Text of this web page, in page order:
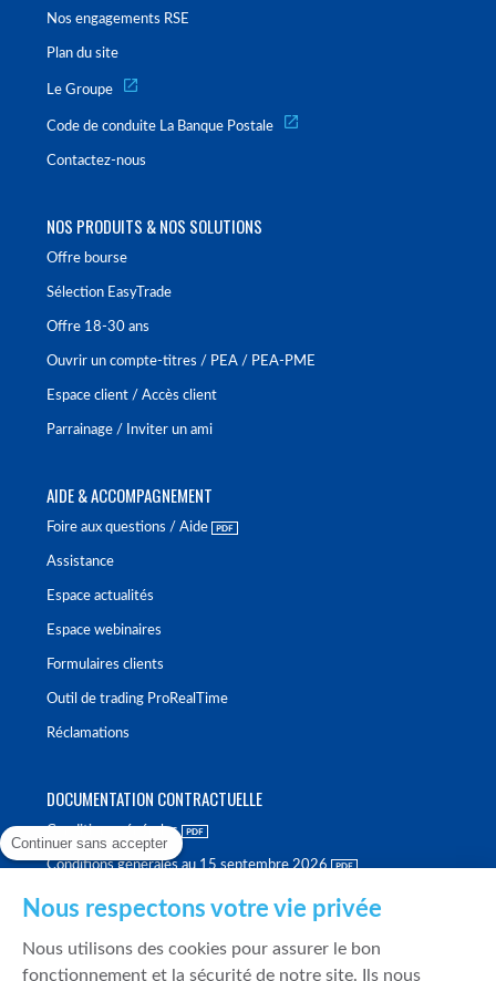
Nos engagements RSE
Plan du site
Le Groupe
Code de conduite La Banque Postale
Contactez-nous
NOS PRODUITS & NOS SOLUTIONS
Offre bourse
Sélection EasyTrade
Offre 18-30 ans
Ouvrir un compte-titres / PEA / PEA-PME
Espace client / Accès client
Parrainage / Inviter un ami
AIDE & ACCOMPAGNEMENT
Foire aux questions / Aide
Assistance
Espace actualités
Espace webinaires
Formulaires clients
Outil de trading ProRealTime
Réclamations
DOCUMENTATION CONTRACTUELLE
Conditions générales
Conditions générales au 15 septembre 2026
Politique de meilleure sélection
Continuer sans accepter
Nous respectons votre vie privée
Nous utilisons des cookies pour assurer le bon
fonctionnement et la sécurité de notre site. Ils nous